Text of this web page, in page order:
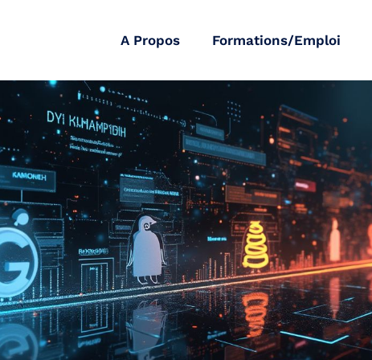
A Propos Formations/Emploi